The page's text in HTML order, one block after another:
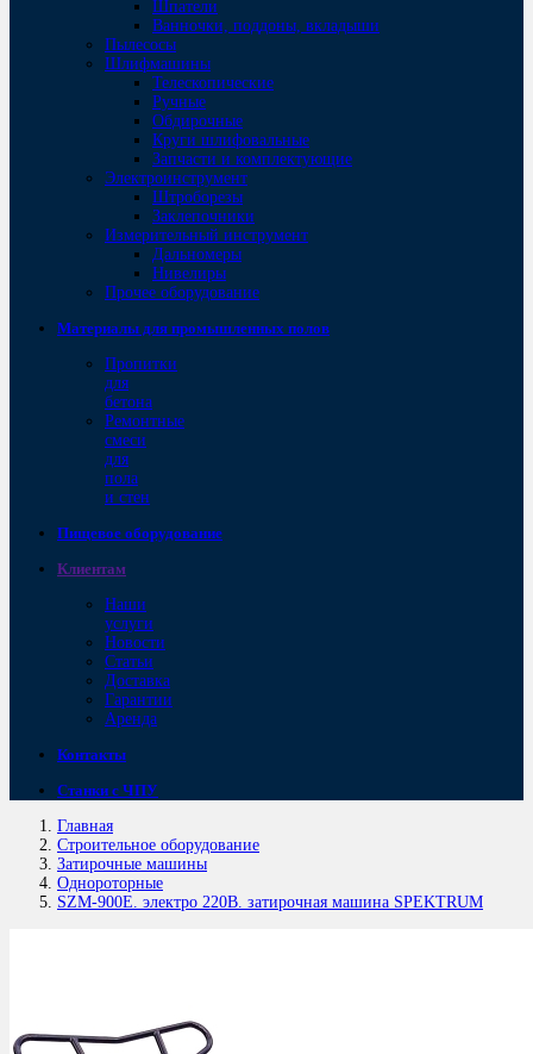
Шпатели
Ванночки, поддоны, вкладыши
Пылесосы
Шлифмашины
Телескопические
Ручные
Обдирочные
Круги шлифовальные
Запчасти и комплектующие
Электроинструмент
Штроборезы
Заклепочники
Измерительный инструмент
Дальномеры
Нивелиры
Прочее оборудование
Материалы для промышленных полов
Пропитки
для
бетона
Ремонтные
смеси
для
пола
и стен
Пищевое оборудование
Клиентам
Наши
услуги
Новости
Статьи
Доставка
Гарантии
Аренда
Контакты
Станки с ЧПУ
Главная
Строительное оборудование
Затирочные машины
Однороторные
SZM-900E. электро 220В. затирочная машина SPEKTRUM